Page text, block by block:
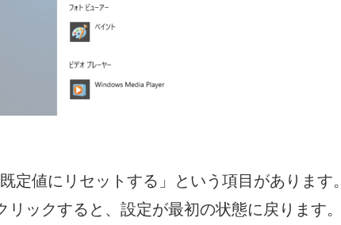
定値にリセットする」という項目があります。
リックすると、設定が最初の状態に戻ります。